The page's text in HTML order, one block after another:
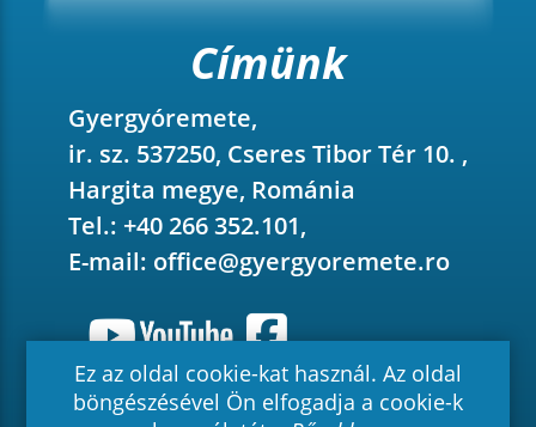
Címünk
Gyergyóremete,
ir. sz. 537250, Cseres Tibor Tér 10. ,
Hargita megye, Románia
Tel.: +40 266 352.101,
E-mail: office@gyergyoremete.ro
Ez az oldal cookie-kat használ. Az oldal
böngészésével Ön elfogadja a cookie-k